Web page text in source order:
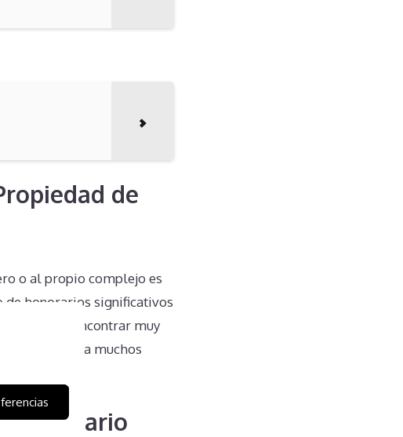
de
o al propio complejo es
de honorarios significativos
pueden encontrar muy
que impide a muchos